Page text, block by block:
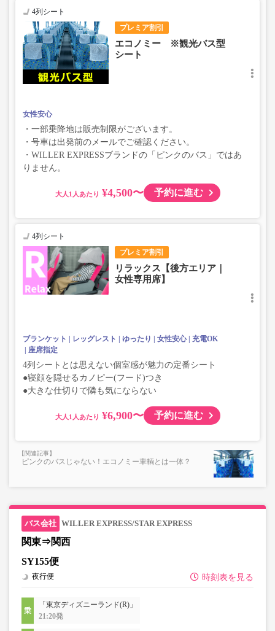
プレミア割引
4列シート
エコノミー ※観光バス型
シート
女性安心
・一部乗降地は販売制限がございます。
・号車は出発前のメールでご確認ください。
・WILLER EXPRESSブランドの「ピンクのバス」ではあ
りません。
大人 ¥4,500〜 予約に進む
プレミア割引
4列シート
リラックス【後方エリア｜
女性専用席】
ブランケット レッグレスト ゆったり 女性安心
充電OK
座席指定
4列シートとは思えない個室感が魅力の定番シート
●寝顔を隠せるカノピー(フード)つき
●大きな仕切りで隣も気にならない
大人 ¥6,900〜 予約に進む
ピンクのバスじゃない！エコノミー車輌とは一体？
WILLER EXPRESS/STAR EXPRESS
関東⇒関西
SY155便
時刻表を見る
夜行便
「東京ディズニーランド(R)」
21:20発